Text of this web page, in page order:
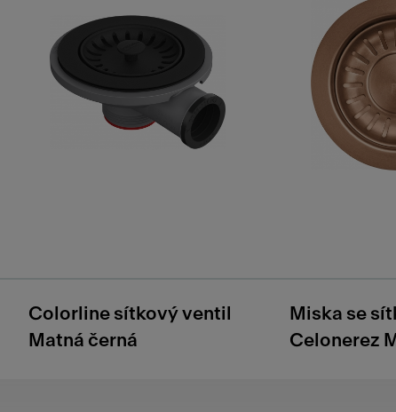
Colorline sítkový ventil
Matná černá
Miska se
Celonerez